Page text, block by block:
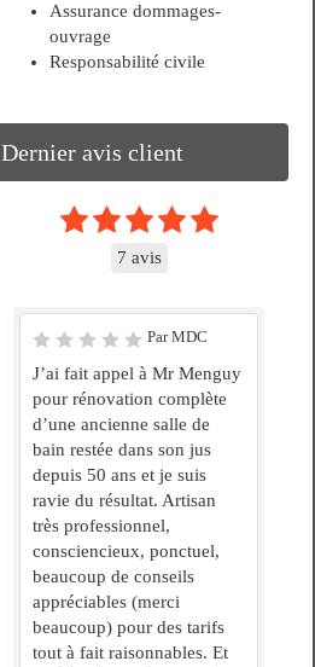
Assurance dommages-
ouvrage
Responsabilité civile
Dernier avis client
7 avis
Par MDC
J’ai fait appel à Mr Menguy
pour rénovation complète
d’une ancienne salle de
bain restée dans son jus
depuis 50 ans et je suis
ravie du résultat. Artisan
très professionnel,
consciencieux, ponctuel,
beaucoup de conseils
appréciables (merci
beaucoup) pour des tarifs
tout à fait raisonnables. Et